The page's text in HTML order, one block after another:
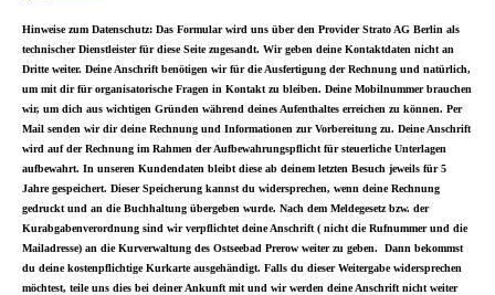
Hinweise zum Datenschutz: Das Formular wird uns über den Provider Strato AG Berlin als
technischer Dienstleister für diese Seite zugesandt. Wir geben deine Kontaktdaten nicht an
Dritte weiter. Deine Anschrift benötigen wir für die Ausfertigung der Rechnung und natürlich,
um mit dir für organisatorische Fragen in Kontakt zu bleiben. Deine Mobilnummer brauchen
wir, um dich aus wichtigen Gründen während deines Aufenthaltes erreichen zu können. Per
Mail senden wir dir deine Rechnung und Informationen zur Vorbereitung zu. Deine Anschrift
wird auf der Rechnung im Rahmen der Aufbewahrungspflicht für steuerliche Unterlagen
aufbewahrt. In unseren Kundendaten bleibt diese ab deinem letzten Besuch jeweils für 5
Jahre gespeichert. Dieser Speicherung kannst du widersprechen, wenn deine Rechnung
gedruckt und an die Buchhaltung übergeben wurde. Nach dem Meldegesetz bzw. der
Kurabgabenverordnung sind wir verpflichtet deine Anschrift ( nicht die Rufnummer und die
Mailadresse) an die Kurverwaltung des Ostseebad Prerow weiter zu geben. Dann bekommst
du deine kostenpflichtige Kurkarte ausgehändigt. Falls du dieser Weitergabe widersprechen
möchtest, teile uns dies bei deiner Ankunft mit und wir werden deine Anschrift nicht weiter